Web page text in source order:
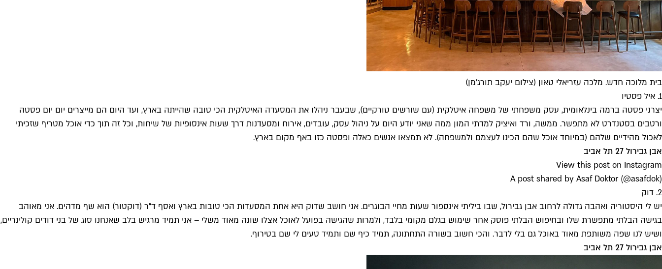
בית מלוכה חדש. מלכה עזריאלי טאון (צילום יעקב תורג'מן)
1. איל פסטיו
יצרני פסטה ברמה בינלאומית, עסק משפחתי של משפחה איטלקית (עם שורשים טורקיים), שבעבר ניהלו את המסעדה האיטלקית הכי טובה שהייתה בארץ, ועד היום הם מייצרים יום יום פסטה
ורטבים בסטנדרט לא מתפשר. ממשה, ורד ואיציק למדתי המון ממה שאני יודע היום על ניהול עסק, עובדים, אירוח ומסעדנות דרך שעות אינסופיות של שיחות, וכל זה תוך כדי אוכל מטריף שזכיתי
לאכול מהידיים שלהם (במיוחד אוכל שהם הכינו לעצמם ולמשפחה). לא תמצאו אנשים כאלה ופסטה כזו באף מקום בארץ.
אבן גבירול 27 תל אביב
View this post on Instagram
A post shared by Asaf Doktor (@asafdok)
2. דוק
יש לי היסטוריה ואהבה גדולה לרחוב אבן גבירול, שבו ביליתי אינספור שעות מחיי הבוגרים. אני חושב שדוק היא אחת המסעדות הכי טובות בארץ ואסף ד"ר (דוקטור) הוא שף מדהים. אני מאוהב
בגישה הבלתי מתפשרת שלו ובחיפוש הבלתי פוסק אחר שימוש בגלם מקומי בלבד, ולמרות שהגישה בפועל לאוכל אצלו שונה מאוד משלי – אני תמיד מרגיש בלב שאנחנו סוג של בני דודים קולינריים,
ושיש לנו שפה משותפת מאוד באוכל גם בלי לדבר. והכי חשוב בשורה התחתונה, תמיד כיף שם ותמיד טעים לי שם בטירוף.
אבן גבירול 27 תל אביב